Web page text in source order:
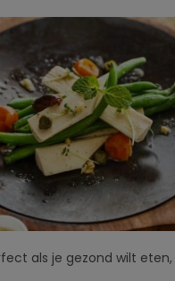
als je gezond wilt